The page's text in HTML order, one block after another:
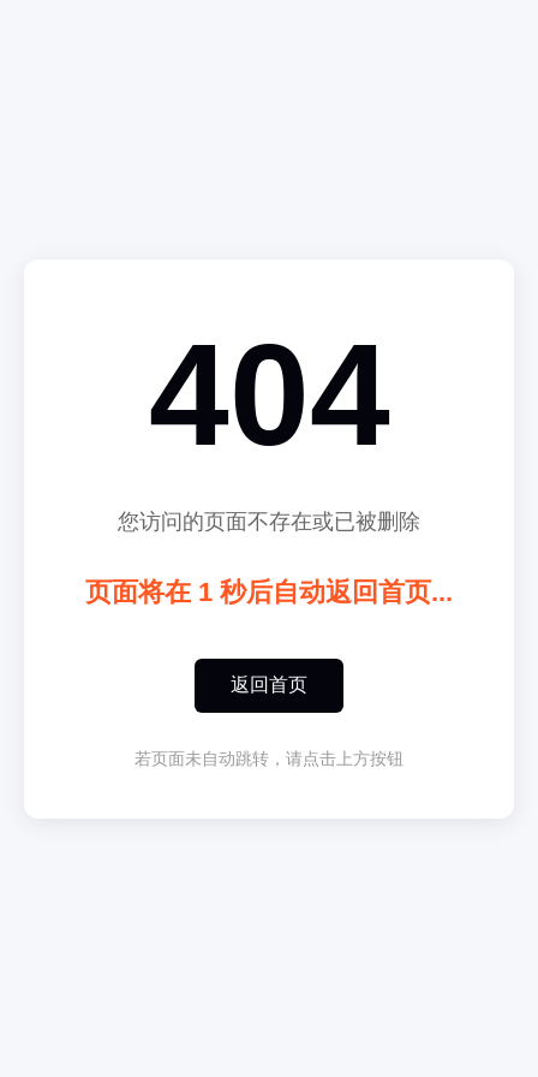
404
您访问的页面不存在或已被删除
页面将在 1 秒后自动返回首页...
返回首页
若页面未自动跳转，请点击上方按钮